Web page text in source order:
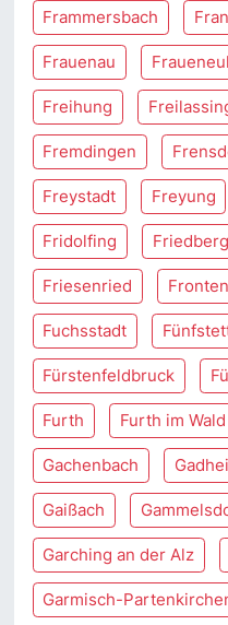
Frammersbach
Frauenau
Freihung
Fremdingen
Freystadt Freyung
Fridolfing Friedberg
Friesenried
Fuchsstadt
Fürstenfeldbruck
Furth Furth im Wald
Gachenbach
Gaißach
Garching an der Alz
Garmisch-